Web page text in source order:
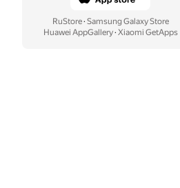
RuStore· Samsung Galaxy Store
Huawei AppGallery· Xiaomi GetApps